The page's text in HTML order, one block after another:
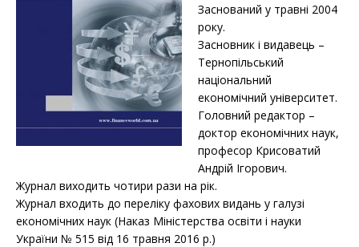
Заснований у травні 2004
року.
Засновник і видавець –
Тернопільський
національний
економічний університет.
Головний редактор –
доктор економічних наук,
професор Крисоватий
Андрій Ігорович.
Журнал виходить чотири рази на рік.
Журнал входить до переліку фахових видань у галузі
економічних наук (Наказ Міністерства освіти і науки
України № 515 від 16 травня 2016 р.)